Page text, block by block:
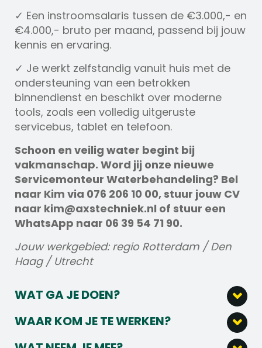
✓ Een instroomsalaris tussen de €3.000,- en
€4.000,- bruto per maand, passend bij jouw
kennis en ervaring.
✓ Je werkt zelfstandig vanuit huis met de
ondersteuning van een betrokken
binnendienst en beschikt over moderne
tools, zoals een volledig uitgeruste
servicebus, tablet en telefoon.
Schoon en veilig water begint bij
vakmanschap. Word jij onze nieuwe
Servicemonteur Waterbehandeling? Bel
naar Kim via 076 206 10 00, stuur jouw CV
naar kim@axstechniek.nl of stuur een
WhatsApp naar 06 39 54 71 90.
Jouw werkgebied: regio Rotterdam / Den
Haag / Utrecht
WAT GA JE DOEN?
Waterbehandelingssystemen installeren
en inbedrijf stellen voor klanten in sectoren
zoals agro, horeca, industrie en
WAAR KOM JE TE WERKEN?
Schoon en veilig water lijkt vanzelfsprekend,